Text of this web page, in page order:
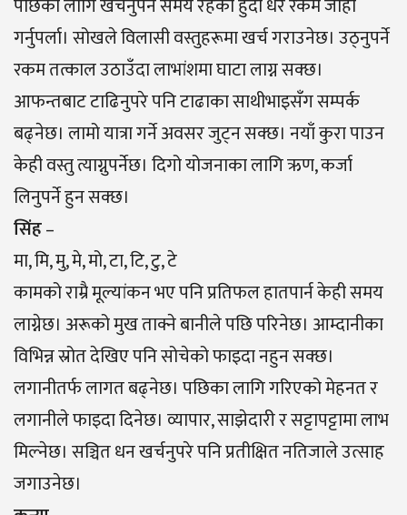
गर्नुपर्ला। सोखले विलासी वस्तुहरूमा खर्च गराउनेछ। उठ्नुपर्ने
रकम तत्काल उठाउँदा लाभांशमा घाटा लाग्न सक्छ।
आफन्तबाट टाढिनुपरे पनि टाढाका साथीभाइसँग सम्पर्क
बढ्नेछ। लामो यात्रा गर्ने अवसर जुट्न सक्छ। नयाँ कुरा पाउन
केही वस्तु त्याग्नुपर्नेछ। दिगो योजनाका लागि ऋण, कर्जा
लिनुपर्ने हुन सक्छ।
सिंह–
मा, मि, मु, मे, मो, टा, टि, टु, टे
कामको राम्रै मूल्यांकन भए पनि प्रतिफल हातपार्न केही समय
लाग्नेछ। अरूको मुख ताक्ने बानीले पछि परिनेछ। आम्दानीका
विभिन्न स्रोत देखिए पनि सोचेको फाइदा नहुन सक्छ।
लगानीतर्फ लागत बढ्नेछ। पछिका लागि गरिएको मेहनत र
लगानीले फाइदा दिनेछ। व्यापार, साझेदारी र सट्टापट्टामा लाभ
मिल्नेछ। सञ्चित धन खर्चनुपरे पनि प्रतीक्षित नतिजाले उत्साह
जगाउनेछ।